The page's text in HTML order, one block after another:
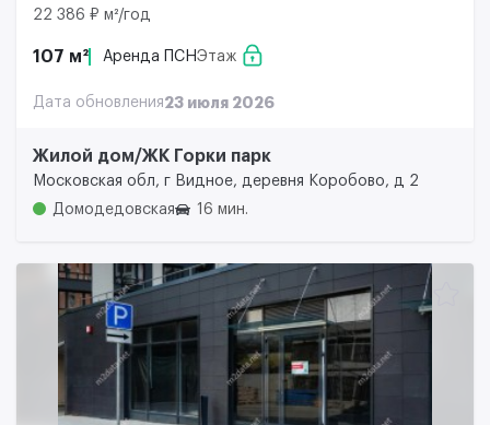
22 386 ₽ м²/год
107 м² Аренда ПСНЭтаж
Дата обновления23 июля 2026
Жилой дом/ЖК Горки парк
Московская обл, г Видное, деревня Коробово, д 2
Домодедовская
16 мин.